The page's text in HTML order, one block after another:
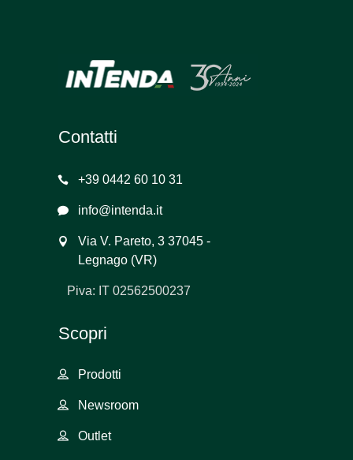
Contatti
+39 0442 60 10 31
info@intenda.it
Via V. Pareto, 3 37045 -
Legnago (VR)
Piva: IT 02562500237
Scopri
Prodotti
Newsroom
Outlet